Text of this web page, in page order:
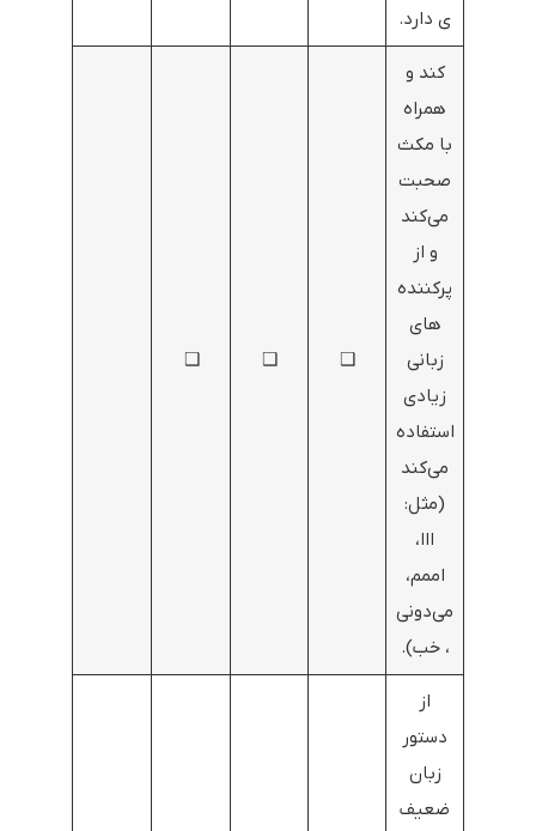
ی دارد.
کند و
همراه
با مکث
صحبت
می‌کند
و از
پرکننده‌
های
زبانی
زیادی
استفاده
می‌کند
(مثل:
ااا،
اممم،
می‌دونی
، خب).
❑
❑
❑
از
دستور
زبان
ضعیف